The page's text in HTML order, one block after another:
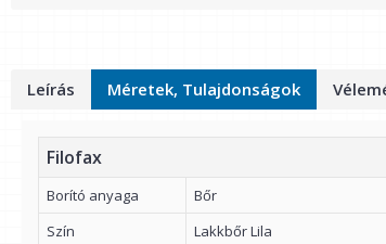
Leírás Méretek, Tulajdonságok
Filofax
Borító anyaga
Bőr
Szín
Lakkbőr Lila